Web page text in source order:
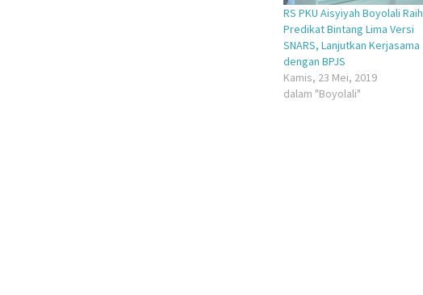
RS PKU Aisyiyah Boyolali Raih
Predikat Bintang Lima Versi
SNARS, Lanjutkan Kerjasama
dengan BPJS
Kamis, 23 Mei, 2019
dalam "Boyolali"